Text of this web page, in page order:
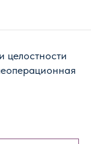
целостности